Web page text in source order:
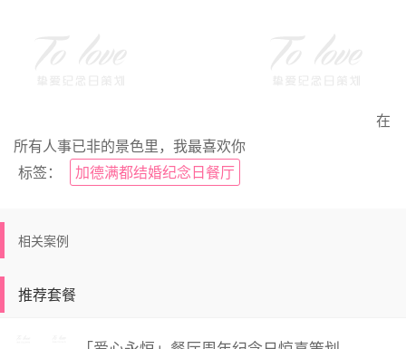
在
所有人事已非的景色里，我最喜欢你
标签：
加德满都结婚纪念日餐厅
相关案例
推荐套餐